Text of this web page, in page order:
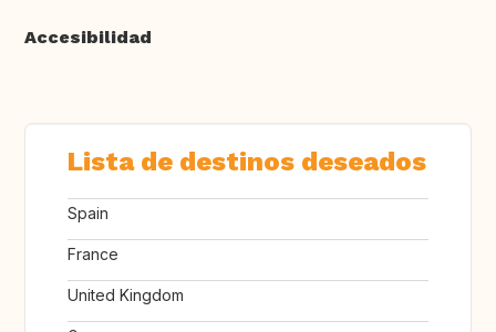
Accesibilidad
Lista de destinos deseados
Spain
France
United Kingdom